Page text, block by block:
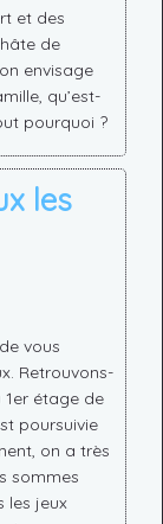
et des
de
envisage
qu’est-
pourquoi ?
les
vous
Retrouvons-
étage de
poursuivie
on a très
sommes
les jeux